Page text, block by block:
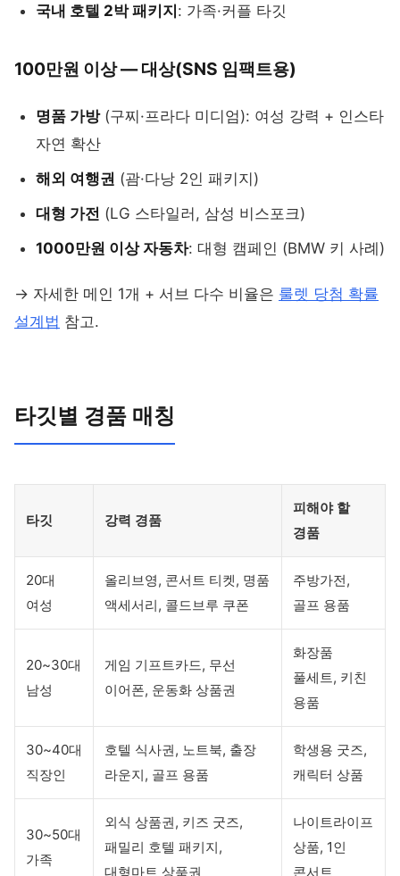
국내 호텔 2박 패키지: 가족·커플 타깃
100만원 이상 — 대상(SNS 임팩트용)
명품 가방(구찌·프라다 미디엄): 여성 강력 + 인스타
자연 확산
해외 여행권 (괌·다낭 2인 패키지)
대형 가전 (LG 스타일러, 삼성 비스포크)
1000만원 이상 자동차: 대형 캠페인 (BMW 키 사례)
→ 자세한 메인 1개 + 서브 다수 비율은 룰렛 당첨 확률
설계법 참고.
타깃별 경품 매칭
타깃 강력 경품
피해야 할
경품
20대
여성
올리브영, 콘서트 티켓, 명품
액세서리, 콜드브루 쿠폰
주방가전,
골프 용품
20~30대
남성
게임 기프트카드, 무선
이어폰, 운동화 상품권
화장품
풀세트, 키친
용품
30~40대
직장인
호텔 식사권, 노트북, 출장
라운지, 골프 용품
학생용 굿즈,
캐릭터 상품
30~50대
가족
외식 상품권, 키즈 굿즈,
패밀리 호텔 패키지,
대형마트 상품권
나이트라이프
상품, 1인
콘서트